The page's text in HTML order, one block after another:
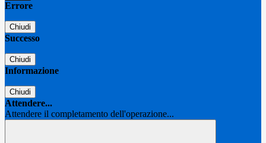
Errore
Chiudi
Successo
Chiudi
Informazione
Chiudi
Attendere...
Attendere il completamento dell'operazione...